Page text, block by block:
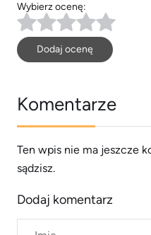
Wybierz ocenę:
Dodaj ocenę
Komentarze
Ten wpis nie ma jeszcze
sądzisz.
Dodaj komentarz